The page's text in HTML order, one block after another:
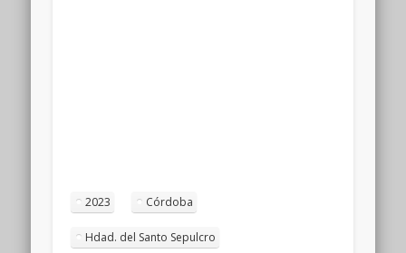
2023 Córdoba
Hdad. del Santo Sepulcro